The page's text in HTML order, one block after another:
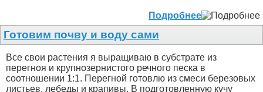
Подробнее
Готовим почву и воду сами
Все свои растения я выращиваю в субстрате из
перегноя и крупнозернистого речного песка в
соотношении 1:1. Перегной готовлю из смеси березовых
листьев, лебеды и крапивы. В подготовленную кучу